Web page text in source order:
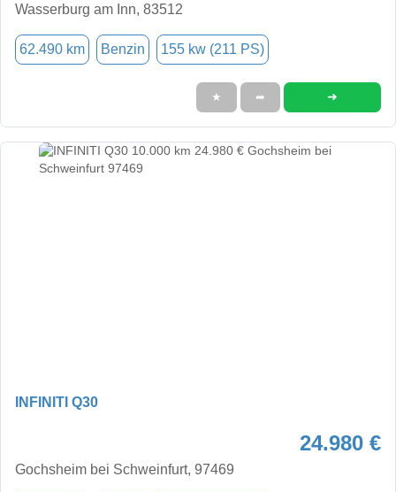
Wasserburg am Inn, 83512
62.490 km Benzin 155 kw (211 PS)
★ ➦ ➜
INFINITI Q30
24.980 €
Gochsheim bei Schweinfurt, 97469